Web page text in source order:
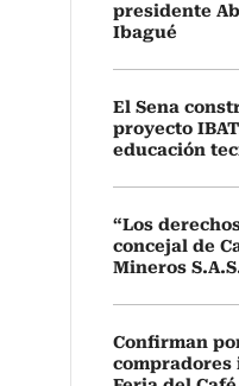
presidente
Ibagué
El Sena
proyecto
educación
“Los
concejal de
Mineros
Confirman
compradores